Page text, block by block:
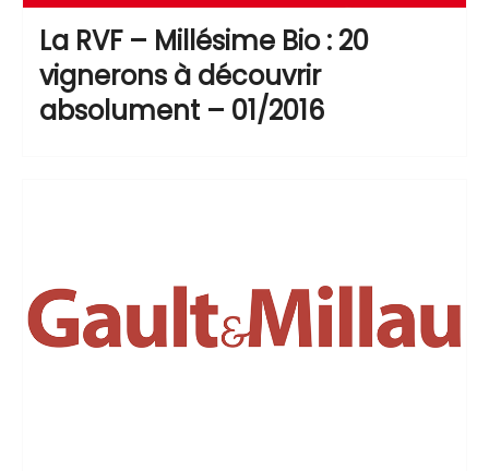
La RVF – Millésime Bio : 20
vignerons à découvrir
absolument – 01/2016